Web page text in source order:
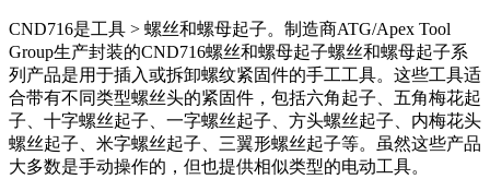
CND716是工具 > 螺丝和螺母起子。制造商ATG/Apex Tool
Group生产封装的CND716螺丝和螺母起子螺丝和螺母起子系
列产品是用于插入或拆卸螺纹紧固件的手工工具。这些工具适
合带有不同类型螺丝头的紧固件，包括六角起子、五角梅花起
子、十字螺丝起子、一字螺丝起子、方头螺丝起子、内梅花头
螺丝起子、米字螺丝起子、三翼形螺丝起子等。虽然这些产品
大多数是手动操作的，但也提供相似类型的电动工具。